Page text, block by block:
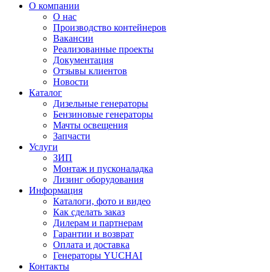
О компании
О нас
Производство контейнеров
Вакансии
Реализованные проекты
Документация
Отзывы клиентов
Новости
Каталог
Дизельные генераторы
Бензиновые генераторы
Мачты освещения
Запчасти
Услуги
ЗИП
Монтаж и пусконаладка
Лизинг оборудования
Информация
Каталоги, фото и видео
Как сделать заказ
Дилерам и партнерам
Гарантии и возврат
Оплата и доставка
Генераторы YUCHAI
Контакты